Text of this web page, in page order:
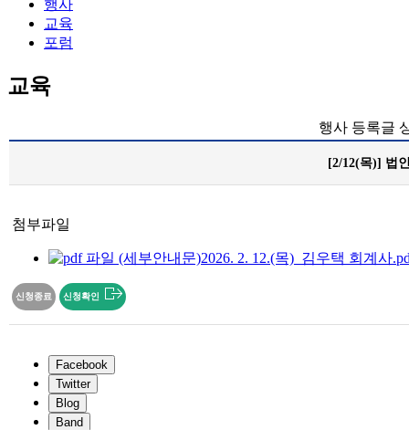
행사
교육
포럼
교육
행사 등록글
[2/12(목)] 법
첨부파일
(세부안내문)2026. 2. 12.(목)_김우택 회계사
신청종료 신청확인
Facebook
Twitter
Blog
Band